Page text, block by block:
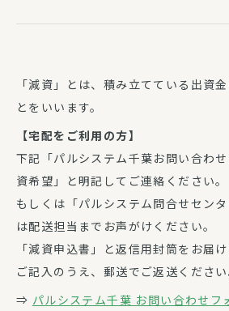
「減資」とは、積み立てている出資
とをいいます。
【宅配をご利用の方】
下記「パルシステム千葉お問い合わ
資希望」と明記してご連絡ください。
もしくは「パルシステム問合せセン
は配送担当までお声がけください。
「減資申込書」と返信用封筒をお届
ご記入のうえ、郵送でご返送ください
⇒ パルシステム千葉 お問い合わせフ